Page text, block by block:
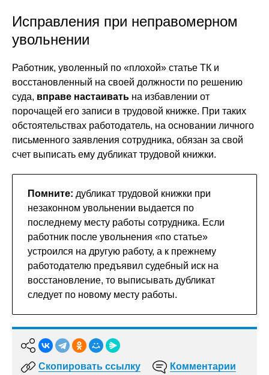
Исправления при неправомерном
увольнении
Работник, уволенный по «плохой» статье ТК и
восстановленный на своей должности по решению
суда, вправе настаивать на избавлении от
порочащей его записи в трудовой книжке. При таких
обстоятельствах работодатель, на основании личного
письменного заявления сотрудника, обязан за свой
счет выписать ему дубликат трудовой книжки.
Помните: дубликат трудовой книжки при
незаконном увольнении выдается по
последнему месту работы сотрудника. Если
работник после увольнения «по статье»
устроился на другую работу, а к прежнему
работодателю предъявил судебный иск на
восстановление, то выписывать дубликат
следует по новому месту работы.
Скопировать ссылку Комментарии